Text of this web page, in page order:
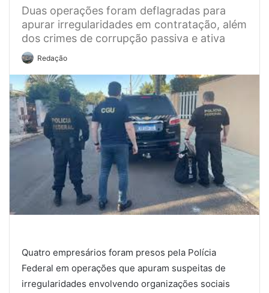
Duas operações foram deflagradas para
apurar irregularidades em contratação, além
dos crimes de corrupção passiva e ativa
Redação
Quatro empresários foram presos pela Polícia
Federal em operações que apuram suspeitas de
irregularidades envolvendo organizações sociais